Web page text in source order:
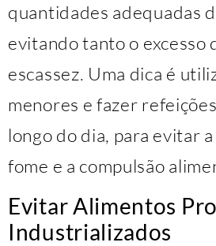
quantidades adequadas
evitando tanto o excesso
escassez. Uma dica é
menores e fazer
longo do dia, para evitar
fome e a compulsão
Evitar Alimentos
Industrializados